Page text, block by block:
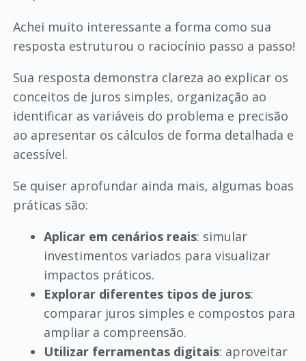
Achei muito interessante a forma como sua
resposta estruturou o raciocínio passo a passo!
Sua resposta demonstra clareza ao explicar os
conceitos de juros simples, organização ao
identificar as variáveis do problema e precisão
ao apresentar os cálculos de forma detalhada e
acessível.
Se quiser aprofundar ainda mais, algumas boas
práticas são:
Aplicar em cenários reais: simular
investimentos variados para visualizar
impactos práticos.
Explorar diferentes tipos de juros:
comparar juros simples e compostos para
ampliar a compreensão.
Utilizar ferramentas digitais: aproveitar